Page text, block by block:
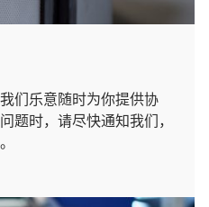
们乐意随时为你提供协
题时，请尽快通知我们，